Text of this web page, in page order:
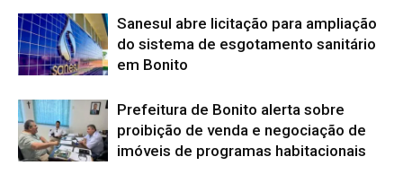
Sanesul abre licitação para ampliação
do sistema de esgotamento sanitário
em Bonito
Prefeitura de Bonito alerta sobre
proibição de venda e negociação de
imóveis de programas habitacionais